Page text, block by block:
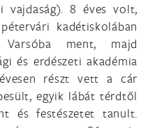
vajdaság). 8 éves volt,
kadétiskolában
ment, majd
és erdészeti akadémia
részt vett a cár
egyik lábát térdtől
és festészetet tanult.